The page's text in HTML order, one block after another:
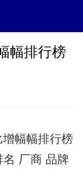
幅排行榜
幅幅排行榜
名 厂商 品牌